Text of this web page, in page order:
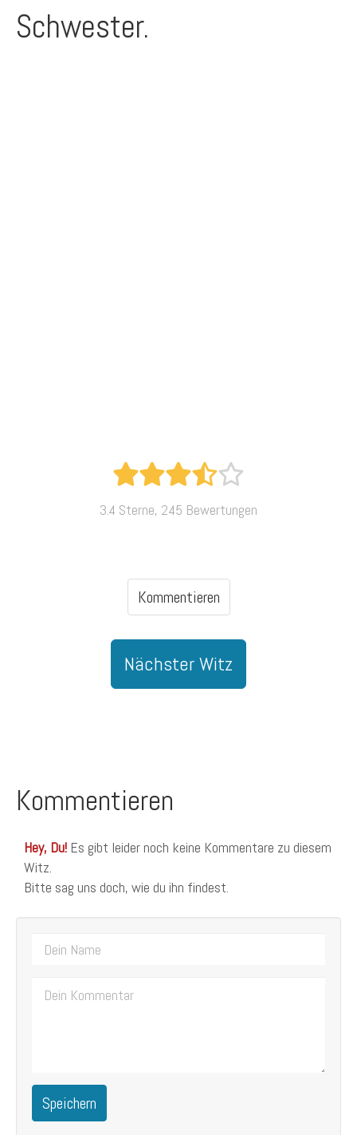
Schwester.
3.4 Sterne, 245 Bewertungen
Kommentieren
Nächster Witz
Kommentieren
Hey, Du! Es gibt leider noch keine Kommentare zu diesem
Witz.
Bitte sag uns doch, wie du ihn findest.
Speichern